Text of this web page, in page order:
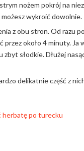
nożem pokrój na
wykroić dowolnie.
z obu stron. Od razu
około 4 minuty. Ja
słodkie. Dłużej
delikatnie część z